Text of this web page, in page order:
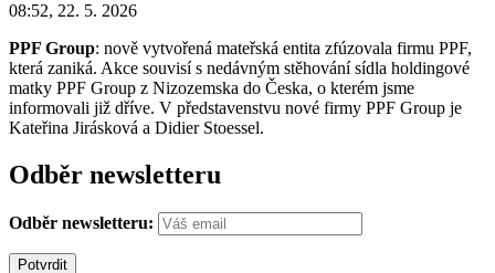
08:52, 22. 5. 2026
PPF Group: nově vytvořená mateřská entita zfúzovala firmu PPF,
která zaniká. Akce souvisí s nedávným stěhování sídla holdingové
matky PPF Group z Nizozemska do Česka, o kterém jsme
informovali již dříve. V představenstvu nové firmy PPF Group je
Kateřina Jirásková a Didier Stoessel.
Odběr newsletteru
Odběr newsletteru: